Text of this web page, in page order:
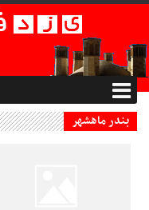
بندر ماهشهر